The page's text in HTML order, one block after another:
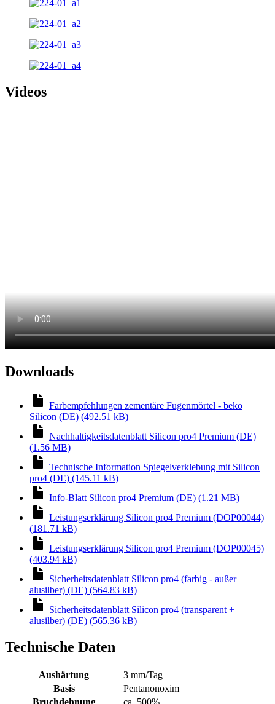
Videos
Downloads
Farbempfehlungen zementäre Fugenmörtel - beko
Silicon (DE) (492.51 kB)
Nachhaltigkeitsdatenblatt Silicon pro4 Premium (DE)
(1.56 MB)
Technische Information Spiegelverklebung mit Silicon
pro4 (DE) (145.11 kB)
Info-Blatt Silicon pro4 Premium (DE) (1.21 MB)
Leistungserklärung Silicon pro4 Premium (DOP00044)
(181.71 kB)
Leistungserklärung Silicon pro4 Premium (DOP00045)
(403.94 kB)
Sicherheitsdatenblatt Silicon pro4 (farbig - außer
alusilber) (DE) (564.83 kB)
Sicherheitsdatenblatt Silicon pro4 (transparent +
alusilber) (DE) (565.36 kB)
Technische Daten
Aushärtung
3 mm/Tag
Basis
Pentanonoxim